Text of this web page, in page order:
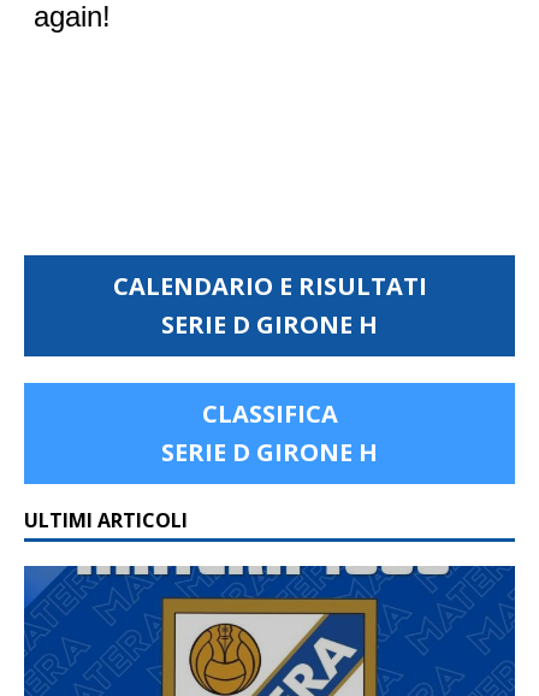
CALENDARIO E RISULTATI
SERIE D GIRONE H
CLASSIFICA
SERIE D GIRONE H
ULTIMI ARTICOLI